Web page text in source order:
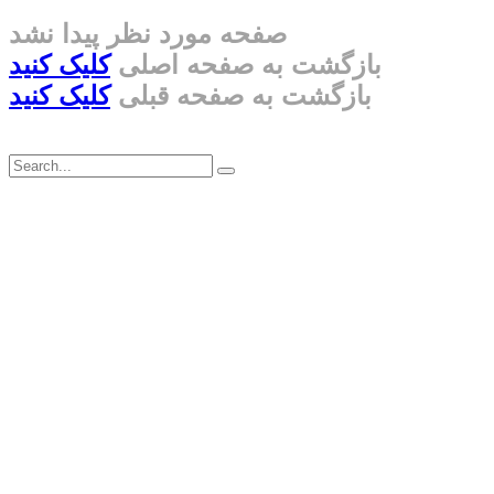
صفحه مورد نظر پیدا نشد
بازگشت به صفحه اصلیکلیک کنید
بازگشت به صفحه قبلیکلیک کنید